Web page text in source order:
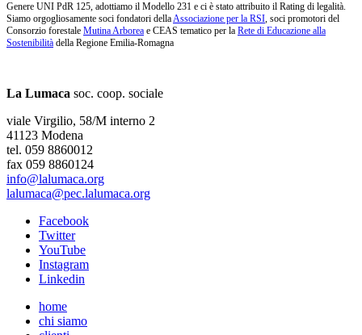
Genere UNI PdR 125, adottiamo il Modello 231 e ci è stato attribuito il Rating di legalità.
Siamo orgogliosamente soci fondatori dellaAssociazione per la RSI, soci promotori del
Consorzio forestale Mutina Arborea e CEAS tematico per la Rete di Educazione alla
Sostenibilità della Regione Emilia-Romagna
La Lumaca soc. coop. sociale
viale Virgilio, 58/M interno 2
41123 Modena
tel. 059 8860012
fax 059 8860124
info@lalumaca.org
lalumaca@pec.lalumaca.org
Facebook
Twitter
YouTube
Instagram
Linkedin
home
chi siamo